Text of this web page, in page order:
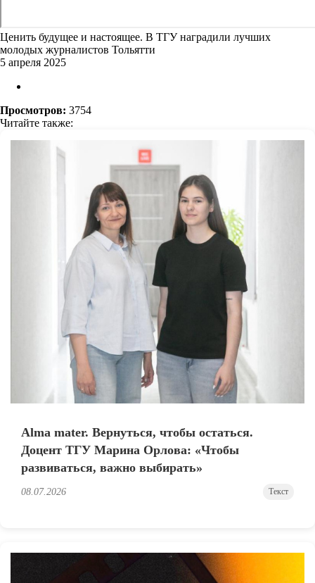
Ценить будущее и настоящее. В ТГУ наградили лучших
молодых журналистов Тольятти
5 апреля 2025
Просмотров: 3754
Читайте также:
Alma mater. Вернуться, чтобы остаться.
Доцент ТГУ Марина Орлова: «Чтобы
развиваться, важно выбирать»
08.07.2026 Текст